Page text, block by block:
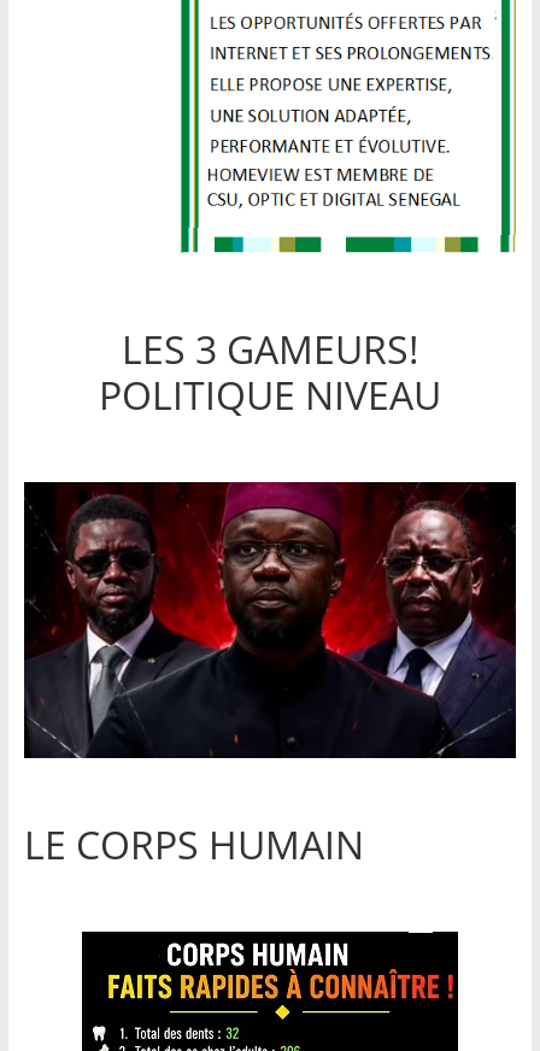
LES 3 GAMEURS!
POLITIQUE NIVEAU
LE CORPS HUMAIN